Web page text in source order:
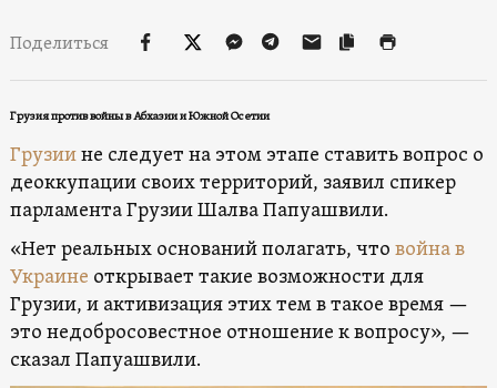
Поделиться
Грузия против войны в Абхазии и Южной Осетии
Грузиине следует на этом этапе ставить вопрос о
деоккупации своих территорий, заявил спикер
парламента Грузии Шалва Папуашвили.
«Нет реальных оснований полагать, что война в
Украине открывает такие возможности для
Грузии, и активизация этих тем в такое время —
это недобросовестное отношение к вопросу», —
сказал Папуашвили.